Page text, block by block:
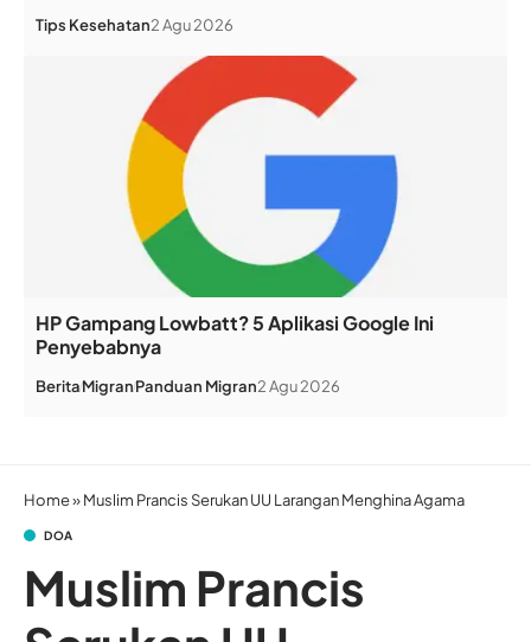
Tips Kesehatan2 Agu 2026
HP Gampang Lowbatt? 5 Aplikasi Google Ini
Penyebabnya
BeritaMigranPanduan Migran2 Agu 2026
Home»Muslim Prancis Serukan UU Larangan Menghina Agama
DOA
Muslim Prancis